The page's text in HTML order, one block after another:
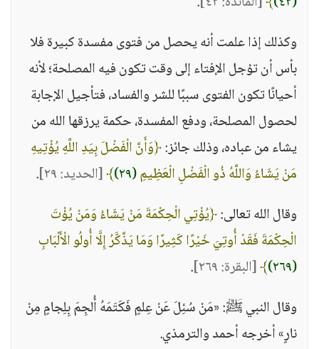
وكذلك إذا علمت أنه يحصل من فتوى مفسدة كبيرة فلا
بأس أن تؤجل الإفتاء إلى وقت تكون فيه المصلحة؛ لأنه
أحيانًا تكون الفتوى سببًا للشر والفساد، فتأجيل الإجابة
لحصول المصلحة، ودفع المفسدة، حكمة يرزقها الله من
يشاء من عباده، وذلك جائز:﴿وَأَنَّ الْفَضْلَ بِيَدِ اللَّهِ يُؤْتِيهِ
مَنْ يَشَاءُ وَاللَّهُ ذُو الْفَضْلِ الْعَظِيمِ(٢٩) ﴾[الحديد: ٢٩]
.
وقال الله تعالى:﴿يُؤْتِي الْحِكْمَةَ مَنْ يَشَاءُ وَمَنْ يُؤْتَ
الْحِكْمَةَ فَقَدْ أُوتِيَ خَيْرًا كَثِيرًا وَمَا يَذَّكَّرُ إِلَّا أُولُو الْأَلْبَابِ
(٢٦٩)
﴾[البقرة: ٢٦٩]
.
وقال النبي ﷺ: «مَنْ سُئِلَ عَنْ عِلمٍ فَكَتَمَهُ أُلجِمَ بِلِجامٍ مِنْ
نارٍ» أخرجه أحمد والترمذي.